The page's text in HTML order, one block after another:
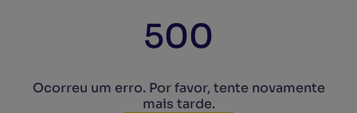
500
Ocorreu um erro. Por favor, tente novamente
mais tarde.